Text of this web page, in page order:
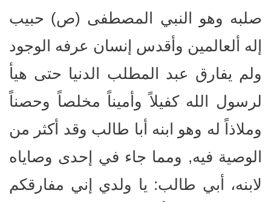
صلبه وهو النبي المصطفى (ص) حبيب
إله ألعالمين وأقدس إنسان عرفه الوجود
ولم يفارق عبد المطلب الدنيا حتى هيأ
لرسول الله كفيلاً وأميناً مخلصاً وحصناً
وملاذاً له وهو ابنه أبا طالب وقد أكثر من
الوصية فيه, ومما جاء في إحدى وصاياه
لابنه، أبي طالب: يا ولدي إني مفارقكم